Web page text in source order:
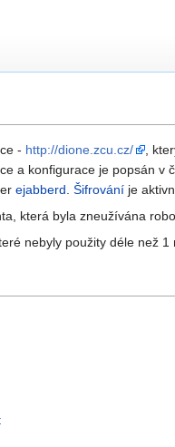
- http://dione.zcu.cz/
,
a konfigurace je popsán v
ejabberd. Šifrování je
která byla zneužívána
nebyly použity déle než